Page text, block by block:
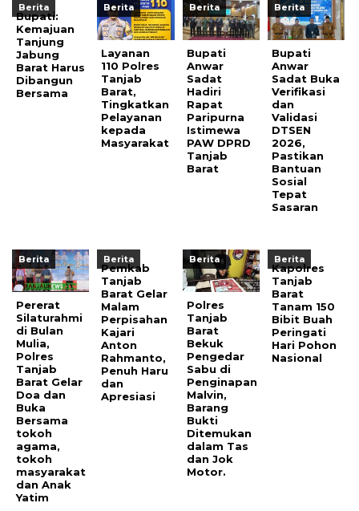
Berita
Bupati:
Kemajuan
Tanjung
Jabung
Barat Harus
Dibangun
Bersama
Berita
Layanan
110 Polres
Tanjab
Barat,
Tingkatkan
Pelayanan
kepada
Masyarakat
Berita
Bupati
Anwar
Sadat
Hadiri
Rapat
Paripurna
Istimewa
PAW DPRD
Tanjab
Barat
Berita
Bupati
Anwar
Sadat Buka
Verifikasi
dan
Validasi
DTSEN
2026,
Pastikan
Bantuan
Sosial
Tepat
Sasaran
Berita
Pererat
Silaturahmi
di Bulan
Mulia,
Polres
Tanjab
Barat Gelar
Doa dan
Buka
Bersama
tokoh
agama,
tokoh
masyarakat
dan Anak
Yatim
Berita
Pemkab
Tanjab
Barat Gelar
Malam
Perpisahan
Kajari
Anton
Rahmanto,
Penuh Haru
dan
Apresiasi
Berita
Polres
Tanjab
Barat
Bekuk
Pengedar
Sabu di
Penginapan
Malvin,
Barang
Bukti
Ditemukan
dalam Tas
dan Jok
Motor.
Berita
Kapolres
Tanjab
Barat
Tanam 150
Bibit Buah
Peringati
Hari Pohon
Nasional